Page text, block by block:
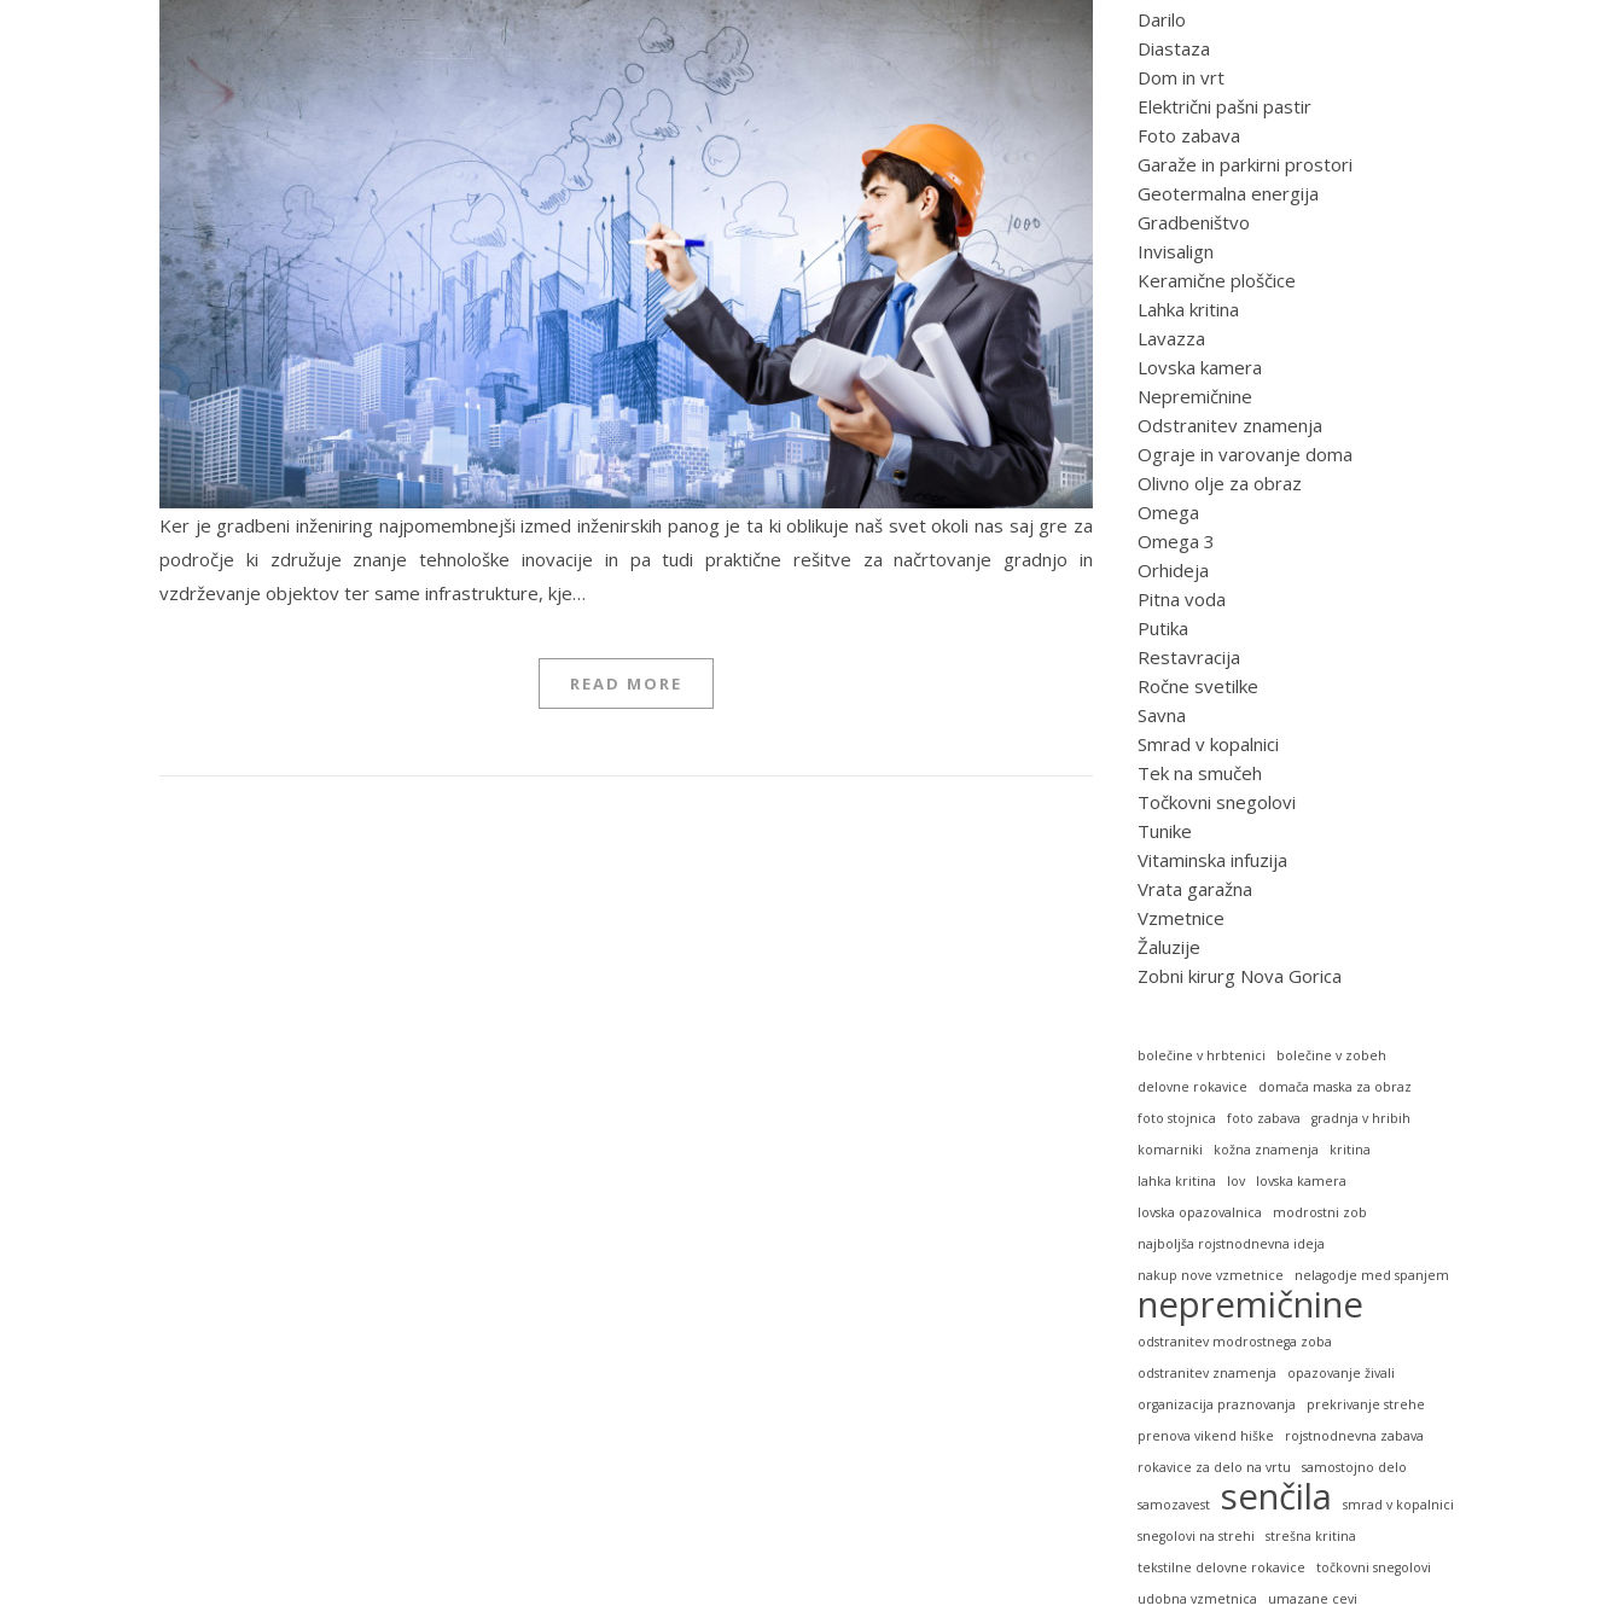
Ker je gradbeni inženiring najpomembnejši izmed inženirskih panog je ta ki oblikuje naš svet okoli nas saj gre za
področje ki združuje znanje tehnološke inovacije in pa tudi praktične rešitve za načrtovanje gradnjo in
vzdrževanje objektov ter same infrastrukture, kje…
READ MORE
Darilo
Diastaza
Dom in vrt
Električni pašni pastir
Foto zabava
Garaže in parkirni prostori
Geotermalna energija
Gradbeništvo
Invisalign
Keramične ploščice
Lahka kritina
Lavazza
Lovska kamera
Nepremičnine
Odstranitev znamenja
Ograje in varovanje doma
Olivno olje za obraz
Omega
Omega 3
Orhideja
Pitna voda
Putika
Restavracija
Ročne svetilke
Savna
Smrad v kopalnici
Tek na smučeh
Točkovni snegolovi
Tunike
Vitaminska infuzija
Vrata garažna
Vzmetnice
Žaluzije
Zobni kirurg Nova Gorica
bolečine v hrbtenici
bolečine v zobeh
delovne rokavice
domača maska za obraz
foto stojnica
foto zabava
gradnja v hribih
komarniki
kožna znamenja
kritina
lahka kritina
lov
lovska kamera
lovska opazovalnica
modrostni zob
najboljša rojstnodnevna ideja
nakup nove vzmetnice
nelagodje med spanjem
nepremičnine
odstranitev modrostnega zoba
odstranitev znamenja
opazovanje živali
organizacija praznovanja
prekrivanje strehe
prenova vikend hiške
rojstnodnevna zabava
rokavice za delo na vrtu
samostojno delo
samozavest senčila
smrad v kopalnici
snegolovi na strehi
strešna kritina
tekstilne delovne rokavice
točkovni snegolovi
udobna vzmetnica
umazane cevi